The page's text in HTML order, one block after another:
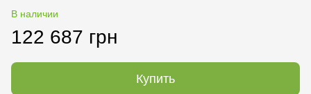
В наличии
122 687 грн
Купить